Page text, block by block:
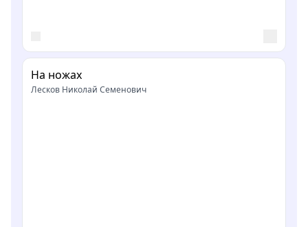
На ножах
Лесков Николай Семенович